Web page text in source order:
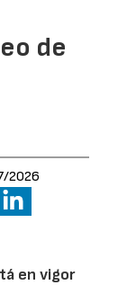
de
2026
en vigor